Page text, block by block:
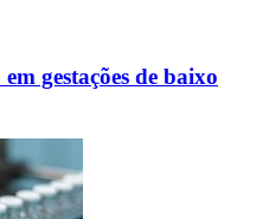
gestações de baixo